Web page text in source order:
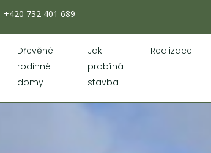
Dřevěné
rodinné
domy
Jak
probíhá
stavba
Realizace
+420 732 401 689